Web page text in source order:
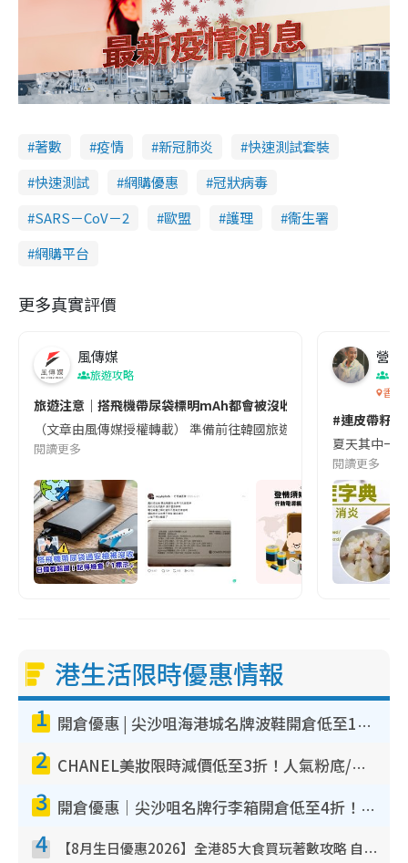
著數 疫情 新冠肺炎
快速測試套裝
快速測試
網購優惠
冠狀病毒
SARS－CoV－2
歐盟 護理
衞生署
網購平台
更多真實評價
風傳媒
旅遊攻略
旅遊注意｜搭飛機帶尿袋標明mAh都會被沒收😱出發前切記檢查
（文章由風傳媒授權轉載） 準備前往韓國旅遊的民眾，近期要
閱讀更多
營養
香港
#連皮帶籽
夏天其中一
閱讀更多
港生活限時優惠情報
1 開倉優惠 | 尖沙咀海港城名牌波鞋開倉低至1折！On鞋$899起／Joy&Peace鞋履$98起
2 CHANEL美妝限時減價低至3折！人氣粉底/唇膏/精華液低至$275！COCO香水都有平
3 開倉優惠｜尖沙咀名牌行李箱開倉低至4折！一連5日 American Tourister/ace./Hallmark $200起！
4 【8月生日優惠2026】全港85大食買玩著數攻略 自助餐/火鍋放題同行免費＋誠品/DONKI送現金券